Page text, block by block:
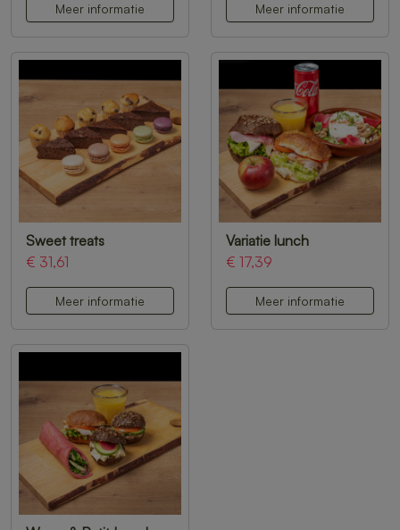
Meer informatie Meer informatie
Sweet treats
€ 31,61
Meer informatie
Variatie lunch
€ 17,39
Meer informatie